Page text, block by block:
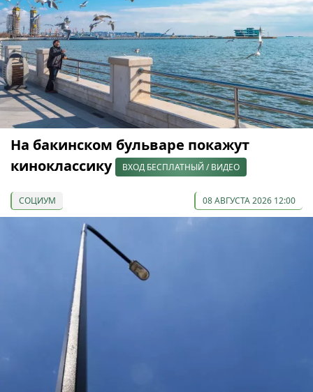
На бакинском бульваре покажут
киноклассику
ВХОД БЕСПЛАТНЫЙ / ВИДЕО
СОЦИУМ 08 АВГУСТА 2026 12:00